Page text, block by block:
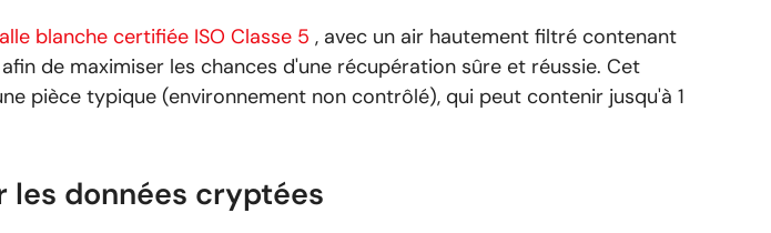
blanche certifiée ISO Classe 5 , avec un air hautement filtré contenant
de maximiser les chances d'une récupération sûre et réussie. Cet
pièce typique (environnement non contrôlé), qui peut contenir jusqu'à 1
données cryptées